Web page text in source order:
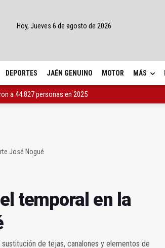
Hoy, Jueves 6 de agosto de 2026
DEPORTES JAÉN GENUINO MOTOR MÁS
una muerte violenta
José Nogué
temporal en la
de tejas, canalones y elementos de